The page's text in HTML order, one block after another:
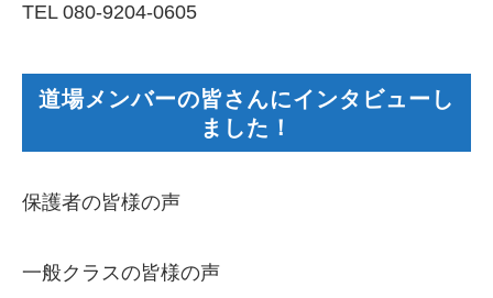
TEL 080-9204-0605
道場メンバーの皆さんにインタビューし
ました！
保護者の皆様の声
一般クラスの皆様の声